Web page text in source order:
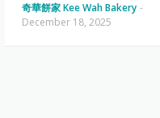
奇華餅家 Kee Wah Bakery -
December 18, 2025